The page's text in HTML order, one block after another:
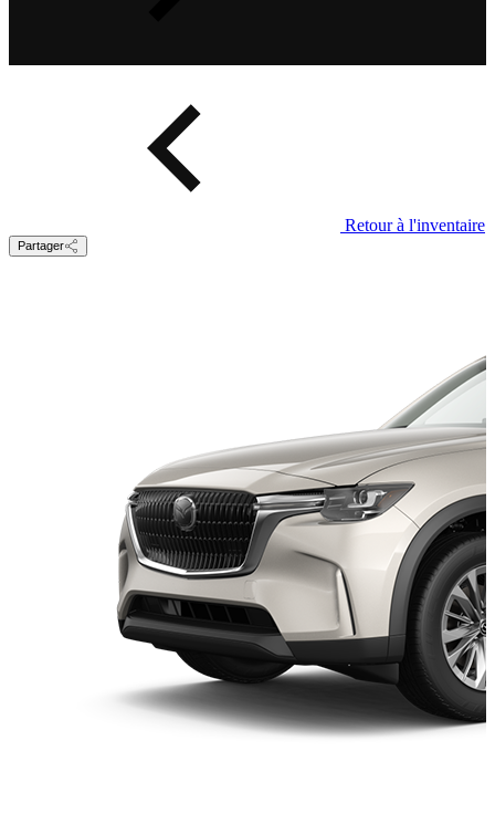
Retour à l'inventaire
Partager